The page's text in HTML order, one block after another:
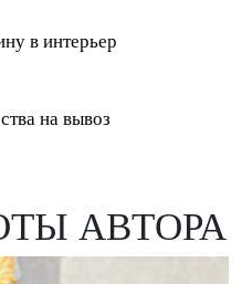
в интерьер
на вывоз
АВТОРА